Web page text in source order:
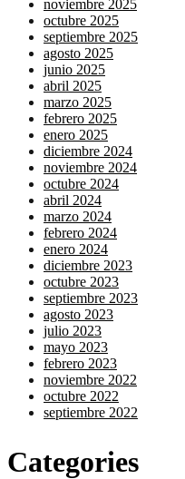
noviembre 2025
octubre 2025
septiembre 2025
agosto 2025
junio 2025
abril 2025
marzo 2025
febrero 2025
enero 2025
diciembre 2024
noviembre 2024
octubre 2024
abril 2024
marzo 2024
febrero 2024
enero 2024
diciembre 2023
octubre 2023
septiembre 2023
agosto 2023
julio 2023
mayo 2023
febrero 2023
noviembre 2022
octubre 2022
septiembre 2022
Categories